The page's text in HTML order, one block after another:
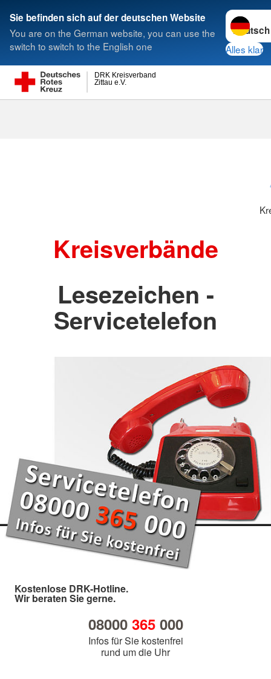
Sie befinden sich auf der deutschen Website
You are on the German website, you can use the
switch to switch to the English one
Sprache
Alles klar
Zittau e.V.
DRK Kreisverband
Suche
Kreisverbände
Lesezeichen -
Servicetelefon
Kostenlose DRK-Hotline.
Wir beraten Sie gerne.
08000 365000
Infos für Sie kostenfrei
rund um die Uhr